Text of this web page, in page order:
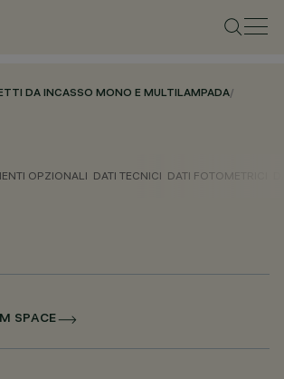
DA INCASSO MONO E MULTILAMPADA/
OPZIONALI DATI TECNICI DATI FOTOMETRICI
SPACE